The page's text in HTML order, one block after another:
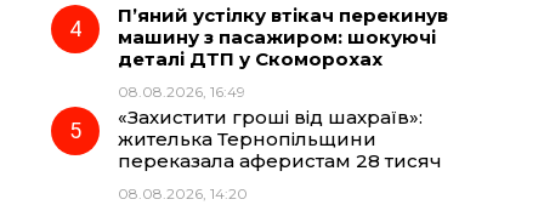
П’яний устілку втікач перекинув
машину з пасажиром: шокуючі
деталі ДТП у Скоморохах
08.08.2026, 16:49
«Захистити гроші від шахраїв»:
жителька Тернопільщини
переказала аферистам 28 тисяч
08.08.2026, 14:20